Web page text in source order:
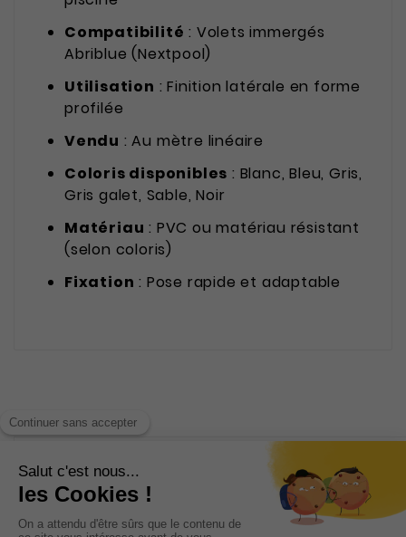
Compatibilité : Volets immergés
Abriblue (Nextpool)
Utilisation : Finition latérale en forme
profilée
Vendu : Au mètre linéaire
Coloris disponibles : Blanc, Bleu, Gris,
Gris galet, Sable, Noir
Matériau : PVC ou matériau résistant
(selon coloris)
Fixation : Pose rapide et adaptable